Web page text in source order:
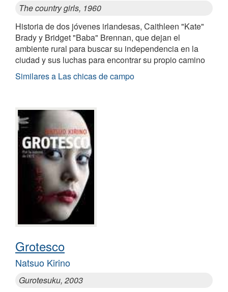
The country girls, 1960
Historia de dos jóvenes irlandesas, Caithleen "Kate"
Brady y Bridget "Baba" Brennan, que dejan el
ambiente rural para buscar su independencia en la
ciudad y sus luchas para encontrar su propio camino
Similares a Las chicas de campo
Grotesco
Natsuo Kirino
Gurotesuku, 2003